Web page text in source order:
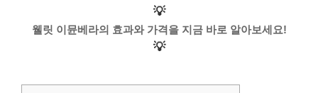
💡
웰릿 이뮨베라의 효과와 가격을 지금 바로 알아보세요!
💡